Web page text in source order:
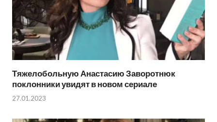
Тяжелобольную Анастасию Заворотнюк
поклонники увидят в новом сериале
27.01.2023